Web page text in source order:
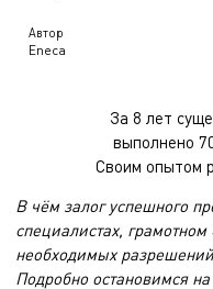
Автор
Eneca
За 8 лет
выполнено
Своим опытом
В чём залог успешного
специалистах,
необходимых
Подробно остановимся